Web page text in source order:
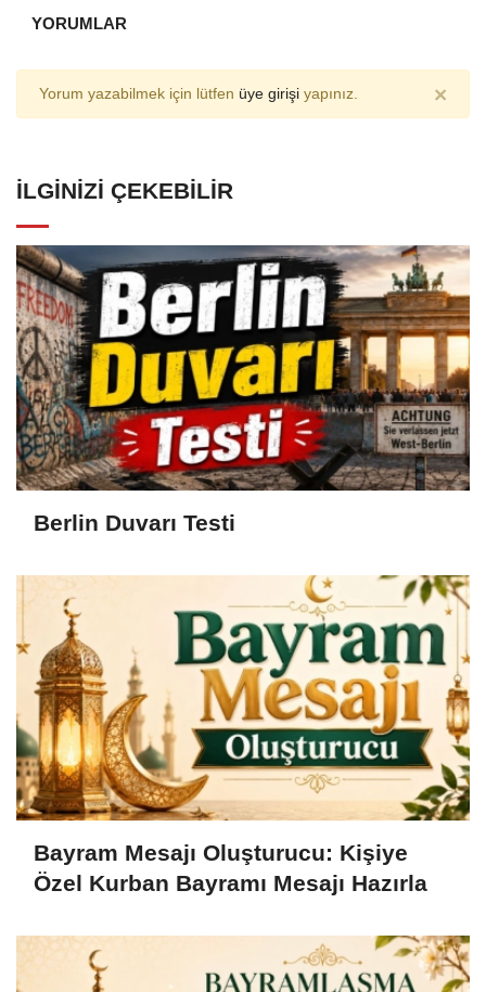
YORUMLAR
Yorum yazabilmek için lütfen üye girişi yapınız. ×
İLGINIZI ÇEKEBILIR
Berlin Duvarı Testi
Bayram Mesajı Oluşturucu: Kişiye
Özel Kurban Bayramı Mesajı Hazırla